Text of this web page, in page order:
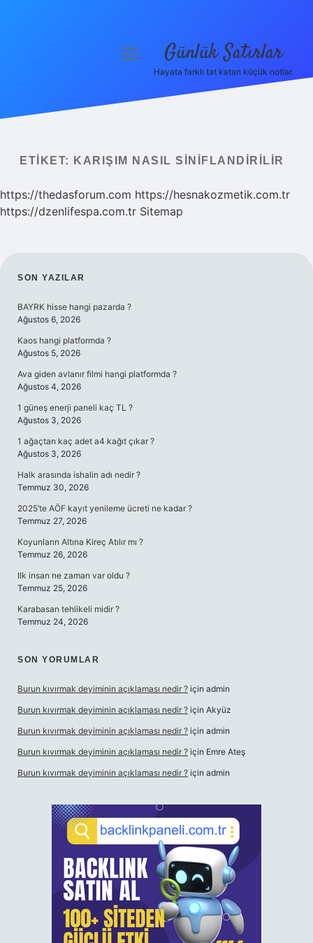
Yasal Uyarı
Hakkımızda
menüyü Günlük Satırlar
Hayata farklı tat katan küçük notlar.
ETIKET: KARIŞIM NASIL SINIFLANDIRILIR
https://thedasforum.com https://hesnakozmetik.com.tr
https://dzenlifespa.com.tr Sitemap
SIDEBAR
SON YAZILAR
BAYRK hisse hangi pazarda ?
Ağustos 6, 2026
Kaos hangi platformda ?
Ağustos 5, 2026
Ava giden avlanır filmi hangi platformda ?
Ağustos 4, 2026
1 güneş enerji paneli kaç TL ?
Ağustos 3, 2026
1 ağaçtan kaç adet a4 kağıt çıkar ?
Ağustos 3, 2026
Halk arasında ishalin adı nedir ?
Temmuz 30, 2026
2025’te AÖF kayıt yenileme ücreti ne kadar ?
Temmuz 27, 2026
Koyunların Altına Kireç Atılır mı ?
Temmuz 26, 2026
Ilk insan ne zaman var oldu ?
Temmuz 25, 2026
Karabasan tehlikeli midir ?
Temmuz 24, 2026
SON YORUMLAR
Burun kıvırmak deyiminin açıklaması nedir ? için admin
Burun kıvırmak deyiminin açıklaması nedir ? için Akyüz
Burun kıvırmak deyiminin açıklaması nedir ? için admin
Burun kıvırmak deyiminin açıklaması nedir ? için Emre Ateş
Burun kıvırmak deyiminin açıklaması nedir ? için admin